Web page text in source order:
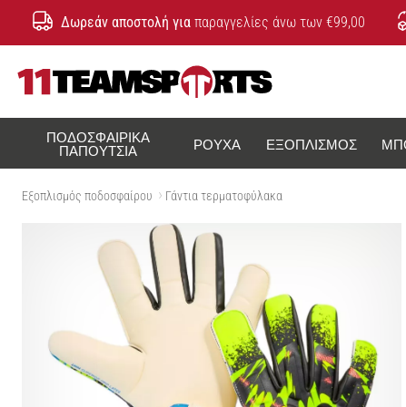
Δωρεάν αποστολή για παραγγελίες άνω των €99,00
ΠΟΔΟΣΦΑΙΡΙΚΆ
ΠΑΠΟΎΤΣΙΑ ΡΟΎΧΑ ΕΞΟΠΛΙΣΜΌΣ
Εξοπλισμός ποδοσφαίρου Γάντια τερματοφύλακα